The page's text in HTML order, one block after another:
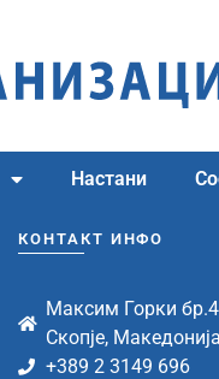
Настани
КОНТАКТ ИНФО
Максим Горки
Скопје, Македонија
+389 2 3149 696